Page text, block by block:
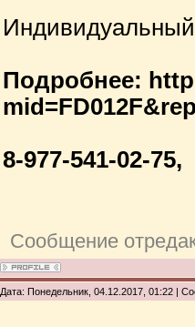
Подробнее:
8-977-541-02-
Сообщение
Дата: Понедельник, 04.12.2017, 01:22 |